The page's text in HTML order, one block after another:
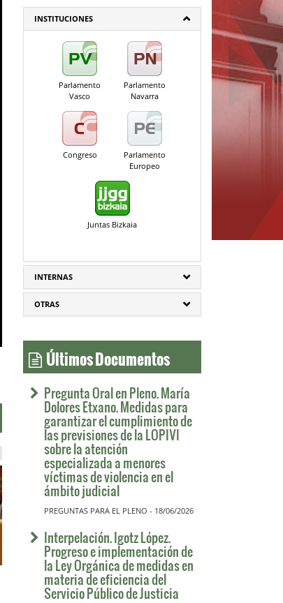
INSTITUCIONES
Parlamento
Vasco
Parlamento
Navarra
Congreso
Parlamento
Europeo
Juntas Bizkaia
INTERNAS
OTRAS
Últimos Documentos
Pregunta Oral en Pleno. María
Dolores Etxano. Medidas para
garantizar el cumplimiento de
las previsiones de la LOPIVI
sobre la atención
especializada a menores
víctimas de violencia en el
ámbito judicial
PREGUNTAS PARA EL PLENO - 18/06/2026
Interpelación. Igotz López.
Progreso e implementación de
la Ley Orgánica de medidas en
materia de eficiencia del
Servicio Público de Justicia